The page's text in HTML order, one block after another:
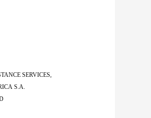
SERVICES,
S.A.